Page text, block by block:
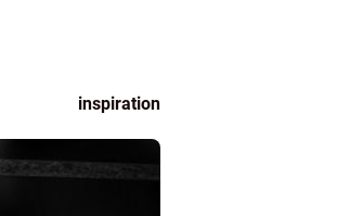
inspiration